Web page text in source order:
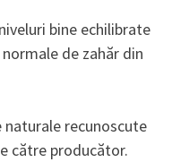
bine echilibrate
de zahăr din
recunoscute
către producător.